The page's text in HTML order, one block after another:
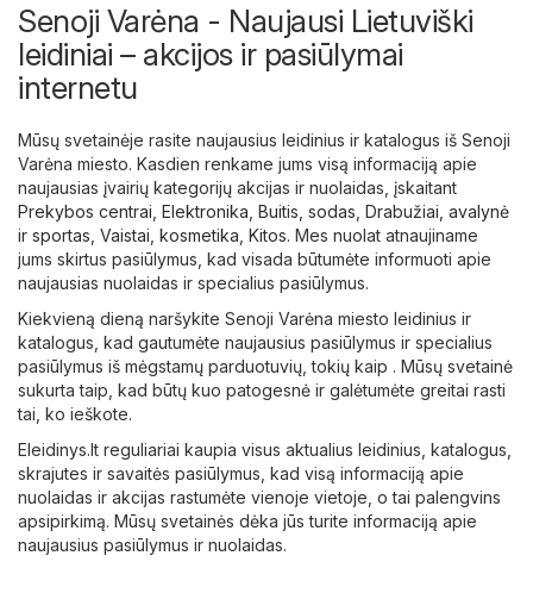
Senoji Varėna - Naujausi Lietuviški
leidiniai – akcijos ir pasiūlymai
internetu
Mūsų svetainėje rasite naujausius leidinius ir katalogus iš Senoji
Varėna miesto. Kasdien renkame jums visą informaciją apie
naujausias įvairių kategorijų akcijas ir nuolaidas, įskaitant
Prekybos centrai Elektronika Buitis, sodas Drabužiai, avalynė
ir sportas Vaistai, kosmetika Kitos. Mes nuolat atnaujiname
jums skirtus pasiūlymus, kad visada būtumėte informuoti apie
naujausias nuolaidas ir specialius pasiūlymus.
Kiekvieną dieną naršykite Senoji Varėna miesto leidinius ir
katalogus, kad gautumėte naujausius pasiūlymus ir specialius
pasiūlymus iš mėgstamų parduotuvių, tokių kaip . Mūsų svetainė
sukurta taip, kad būtų kuo patogesnė ir galėtumėte greitai rasti
tai, ko ieškote.
Eleidinys.lt reguliariai kaupia visus aktualius leidinius, katalogus,
skrajutes ir savaitės pasiūlymus, kad visą informaciją apie
nuolaidas ir akcijas rastumėte vienoje vietoje, o tai palengvins
apsipirkimą. Mūsų svetainės dėka jūs turite informaciją apie
naujausius pasiūlymus ir nuolaidas.